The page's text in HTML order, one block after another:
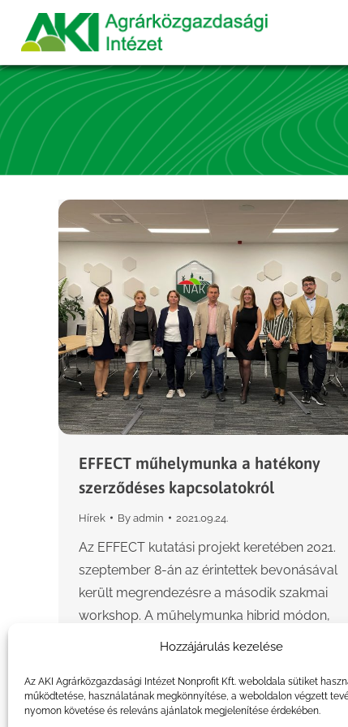
Hozzájárulás kezelése
Az AKI Agrárközgazdasági Intézet Nonprofit Kft. weboldala sütiket
működtetése, használatának megkönnyítése, a weboldalon végzett
nyomon követése és releváns ajánlatok megjelenítése érdekében.
EFFECT műhelymunka a hatékony
szerződéses kapcsolatokról
Hírek By admin 2021.09.24.
Az EFFECT kutatási projekt keretében 2021.
szeptember 8-án az érintettek bevonásával
került megrendezésre a második szakmai
workshop. A műhelymunka hibrid módon,
online és személyesen a NAK Székházban